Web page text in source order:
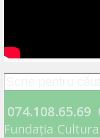
074.108.65.69
Fundația